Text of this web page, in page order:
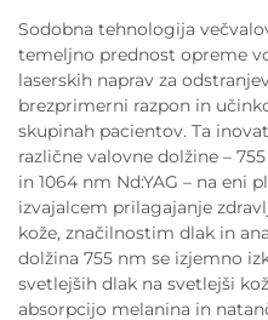
Sodobna tehnologija
temeljno prednost opreme
laserskih naprav za
brezprimerni razpon in
skupinah pacientov. Ta
različne valovne dolžine –
in 1064 nm Nd:YAG – na eni
izvajalcem prilagajanje
kože, značilnostim dlak in
dolžina 755 nm se izjemno
svetlejših dlak na svetlejši
absorpcijo melanina in